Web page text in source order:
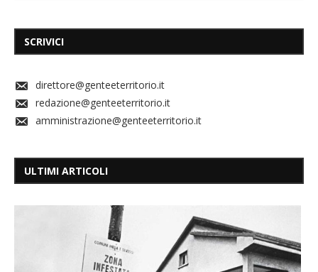
SCRIVICI
direttore@genteeterritorio.it
redazione@genteeterritorio.it
amministrazione@genteeterritorio.it
ULTIMI ARTICOLI